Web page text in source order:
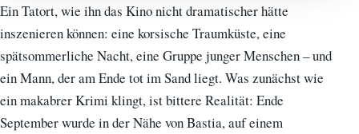
Ein Tatort, wie ihn das Kino nicht dramatischer hätte
inszenieren können: eine korsische Traumküste, eine
spätsommerliche Nacht, eine Gruppe junger Menschen – und
ein Mann, der am Ende tot im Sand liegt. Was zunächst wie
ein makabrer Krimi klingt, ist bittere Realität: Ende
September wurde in der Nähe von Bastia, auf einem